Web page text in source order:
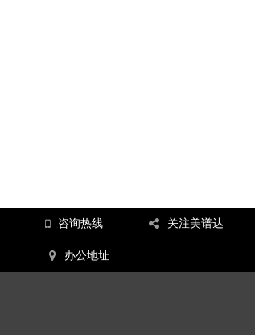
咨询热线 关注美谱达
办公地址